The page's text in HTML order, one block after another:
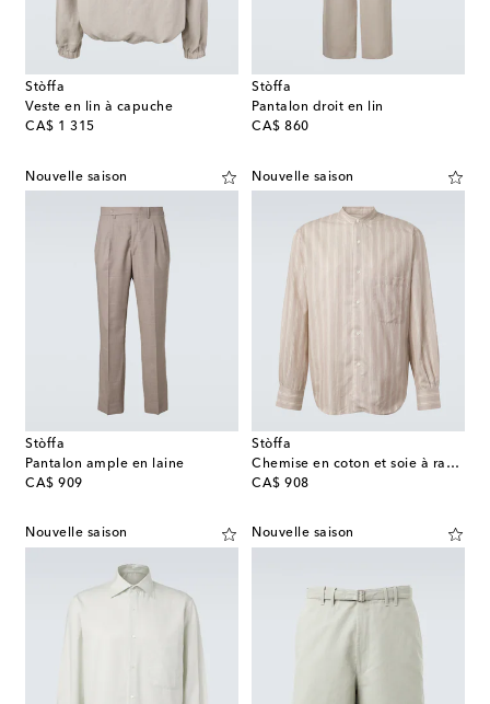
Stòffa
Veste en lin à capuche
CA$ 1 315
original price
Stòffa
Pantalon droit en lin
CA$ 860
original price
Nouvelle saison
Stòffa
Pantalon ample en laine
CA$ 909
original price
Nouvelle saison
Stòffa
Chemise en coton et soie à rayures
CA$ 908
original price
Nouvelle saison Nouvelle saison